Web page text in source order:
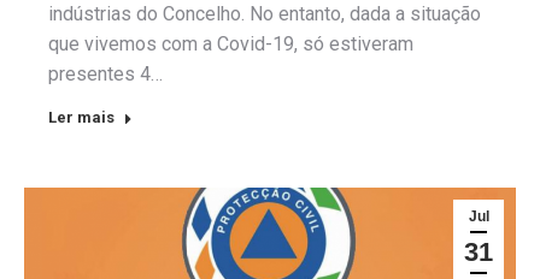
indústrias do Concelho. No entanto, dada a situação
que vivemos com a Covid-19, só estiveram
presentes 4…
Ler mais
Jul
31